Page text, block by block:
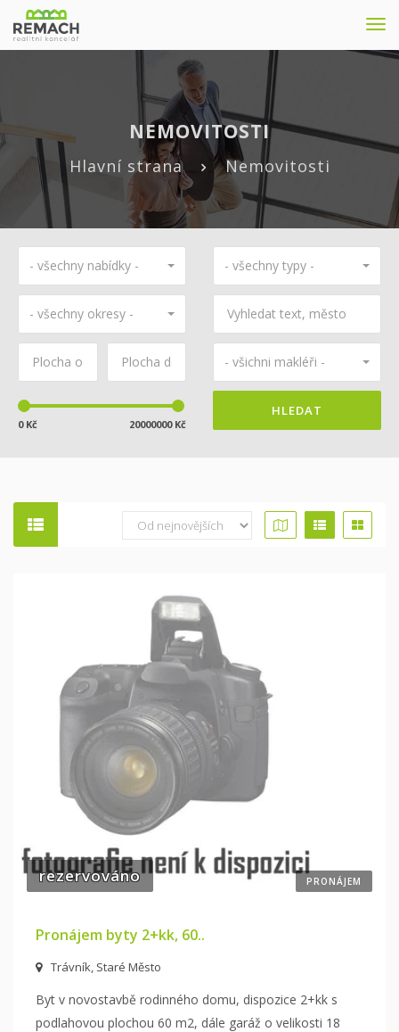
NEMOVITOSTI
Hlavní strana Nemovitosti
- všechny nabídky - - všechny typy -
- všechny okresy -
- všichni makléři -
0 Kč 20000000 Kč
HLEDAT
PRONÁJEM
rezervováno
Pronájem byty 2+kk, 60..
Trávník, Staré Město
Byt v novostavbě rodinného domu, dispozice 2+kk s
podlahovou plochou 60 m2, dále garáž o velikosti 18